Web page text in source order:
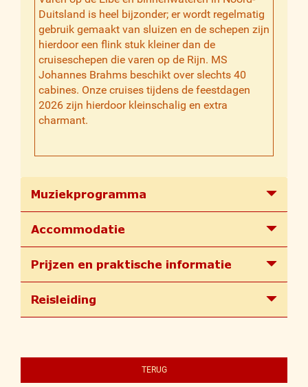
Duitsland is heel bijzonder; er wordt regelmatig
gebruik gemaakt van sluizen en de schepen zijn
hierdoor een flink stuk kleiner dan de
cruiseschepen die varen op de Rijn. MS
Johannes Brahms beschikt over slechts 40
cabines. Onze cruises tijdens de feestdagen
2026 zijn hierdoor kleinschalig en extra
charmant.
Muziekprogramma
Accommodatie
Prijzen en praktische informatie
Reisleiding
TERUG